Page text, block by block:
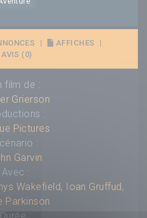
| AFFICHES
|
AVIS (0)
film de :
Grierson
:
Pictures
:
Garvin
Avec :
Wakefield, Ioan Gruffud,
Parkinson